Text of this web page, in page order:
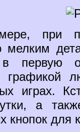
при
мелким
первую
играх.
а
кнопок для